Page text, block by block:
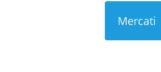
Mercati